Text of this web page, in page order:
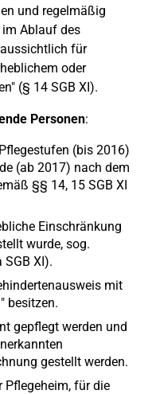
und regelmäßig
im Ablauf des
für
oder
(§ 14 SGB XI).
Personen:
(bis 2016)
(ab 2017) nach dem
§§ 14, 15 SGB XI
Einschränkung
wurde, sog.
XI).
mit
besitzen.
gepflegt werden und
gestellt werden.
Pflegeheim, für die